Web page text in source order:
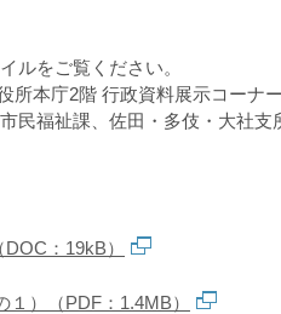
ルをご覧ください。
本庁2階 行政資料展示コーナ
民福祉課、佐田・多伎・大社
：19kB）
）（PDF：1.4MB）